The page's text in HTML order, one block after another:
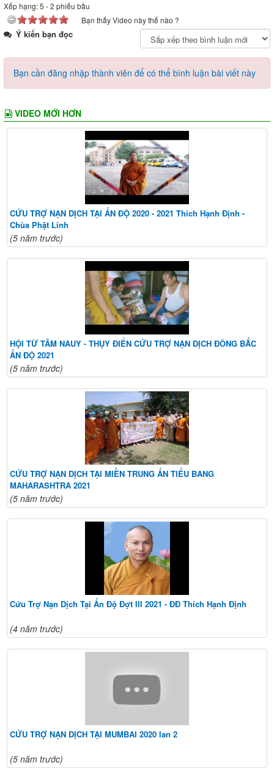
Xếp hạng:5 -2 phiếu bầu
Bạn thấy Video này thế nào ?
Ý kiến bạn đọc
Bạn cần đăng nhập thành viên để có thể bình luận bài viết này
VIDEO MỚI HƠN
CỨU TRỢ NẠN DỊCH TẠI ẤN ĐỘ 2020 - 2021 Thích Hạnh Định -
Chùa Phật Linh
(5 năm trước)
HỘI TỪ TÂM NAUY - THỤY ĐIỂN CỨU TRỢ NẠN DỊCH ĐÔNG BẮC
ẤN ĐỘ 2021
(5 năm trước)
CỨU TRỢ NẠN DỊCH TẠI MIỀN TRUNG ẤN TIỂU BANG
MAHARASHTRA 2021
(5 năm trước)
Cứu Trợ Nạn Dịch Tại Ấn Độ Đợt III 2021 - ĐĐ Thích Hạnh Định
(4 năm trước)
CỨU TRỢ NẠN DỊCH TẠI MUMBAI 2020 lan 2
(5 năm trước)